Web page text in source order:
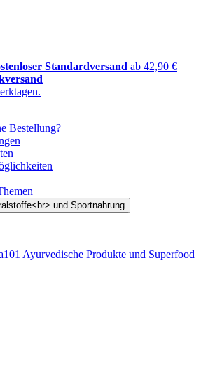
Standardversand ab 42,90 €
Bestellung?
Ayurvedische Produkte und Superfood